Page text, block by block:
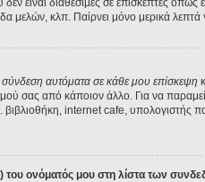
είναι διαθέσιμες σε επισκέπτες
μελών, κλπ. Παίρνει μόνο μερικά
σύνδεση αυτόματα σε κάθε μου επίσκεψη
σας από κάποιον άλλο. Για να
internet cafe, υπολογιστής
ονόματός μου στη λίστα των